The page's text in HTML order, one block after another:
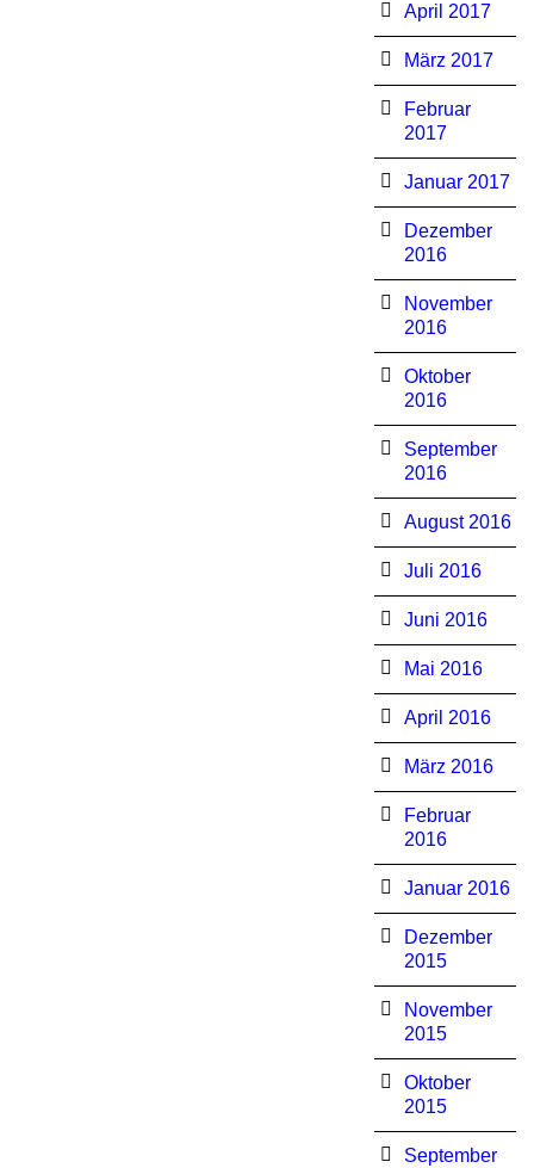
April 2017
März 2017
Februar
2017
Januar 2017
Dezember
2016
November
2016
Oktober
2016
September
2016
August 2016
Juli 2016
Juni 2016
Mai 2016
April 2016
März 2016
Februar
2016
Januar 2016
Dezember
2015
November
2015
Oktober
2015
September